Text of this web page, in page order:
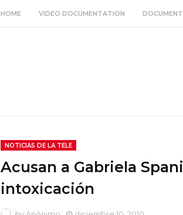
HOME VIDEO DOCUMENTATION
NOTICIAS DE LA TELE
Acusan a Gabriela
intoxicación